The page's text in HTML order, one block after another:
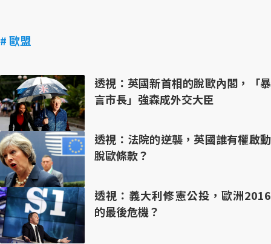
# 歐盟
透視：英國新首相的脫歐內閣，「暴
言市長」強森成外交大臣
透視：法院的逆襲，英國誰有權啟動
脫歐條款？
透視：義大利修憲公投，歐洲2016
的最後危機？